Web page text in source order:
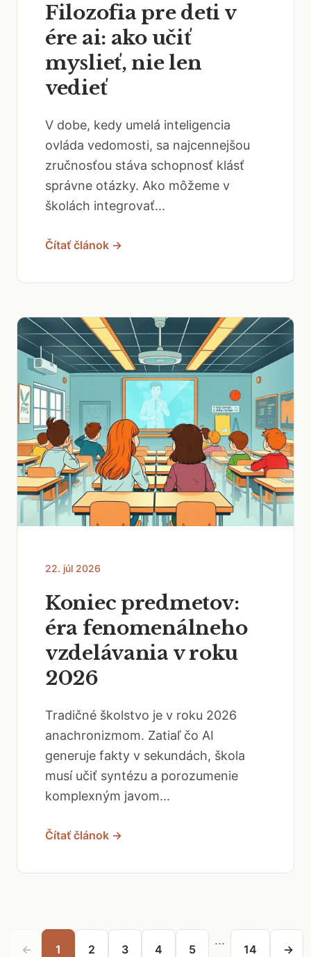
Filozofia pre deti v
ére ai: ako učiť
myslieť, nie len
vedieť
V dobe, kedy umelá inteligencia
ovláda vedomosti, sa najcennejšou
zručnosťou stáva schopnosť klásť
správne otázky. Ako môžeme v
školách integrovať...
Čítať článok →
22. júl 2026
Koniec predmetov:
éra fenomenálneho
vzdelávania v roku
2026
Tradičné školstvo je v roku 2026
anachronizmom. Zatiaľ čo AI
generuje fakty v sekundách, škola
musí učiť syntézu a porozumenie
komplexným javom...
Čítať článok →
← 1 2 3 4 5
...
14 →